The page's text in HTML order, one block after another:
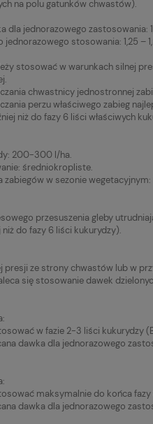
na polu gatunków chwastów).
dla jednorazowego zastosowania:
jednorazowego stosowania: 1,25 –
stosować w warunkach silnej
chwastnicy jednostronnej
perzu właściwego zabieg
niż do fazy 6 liści właściwych
200-300 l/ha.
średniokropliste.
zabiegów w sezonie wegetacyjnym:
przesuszenia gleby
do fazy 6 liści kukurydzy).
presji ze strony chwastów lub w
się stosowanie dawek
w fazie 2-3 liści kukurydzy
dawka dla jednorazowego
maksymalnie do końca fazy
dawka dla jednorazowego